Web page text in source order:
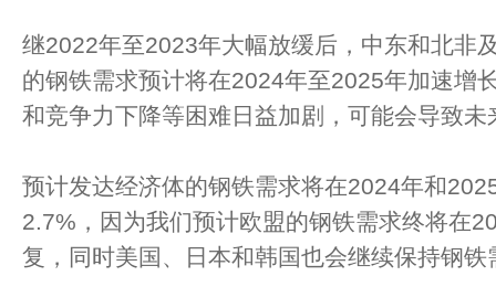
继2022年至2023年大幅放缓后，中东和北非
的钢铁需求预计将在2024年至2025年加速增
和竞争力下降等困难日益加剧，可能会导致
预计发达经济体的钢铁需求将在2024年和
2.7%，因为我们预计欧盟的钢铁需求终将在
复，同时美国、日本和韩国也会继续保持钢铁